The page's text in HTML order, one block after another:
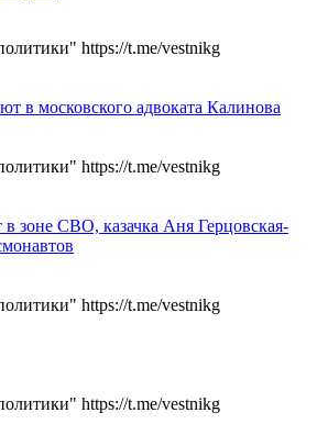
https://t.me/vestnikg
в московского адвоката Калинова
https://t.me/vestnikg
зоне СВО, казачка Аня Герцовская-
https://t.me/vestnikg
https://t.me/vestnikg